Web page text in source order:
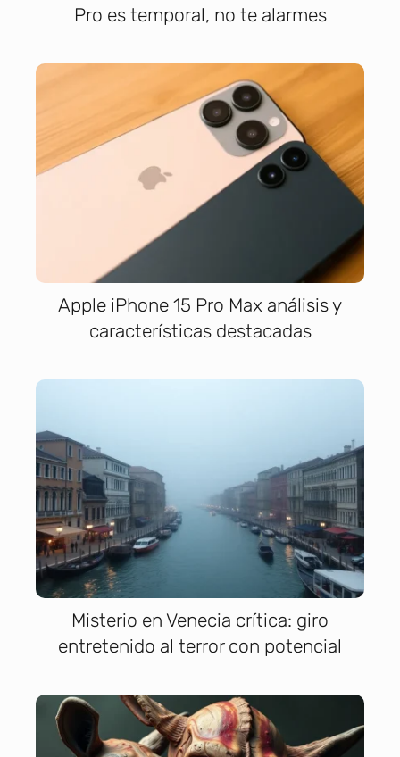
Pro es temporal, no te alarmes
Apple iPhone 15 Pro Max análisis y
características destacadas
Misterio en Venecia crítica: giro
entretenido al terror con potencial